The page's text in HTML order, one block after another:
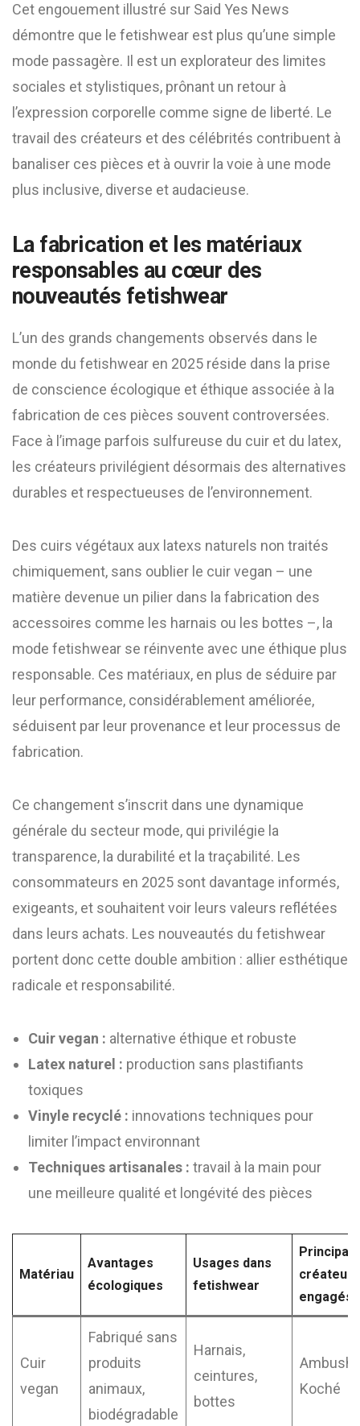
Cet engouement illustré sur Said Yes News
démontre que le fetishwear est plus qu’une simple
mode passagère. Il est un explorateur des limites
sociales et stylistiques, prônant un retour à
l’expression corporelle comme signe de liberté. Le
travail des créateurs et des célébrités contribuent à
banaliser ces pièces et à ouvrir la voie à une mode
plus inclusive, diverse et audacieuse.
La fabrication et les matériaux
responsables au cœur des
nouveautés fetishwear
L’un des grands changements observés dans le
monde du fetishwear en 2025 réside dans la prise
de conscience écologique et éthique associée à la
fabrication de ces pièces souvent controversées.
Face à l’image parfois sulfureuse du cuir et du latex,
les créateurs privilégient désormais des alternatives
durables et respectueuses de l’environnement.
Des cuirs végétaux aux latexs naturels non traités
chimiquement, sans oublier le cuir vegan – une
matière devenue un pilier dans la fabrication des
accessoires comme les harnais ou les bottes –, la
mode fetishwear se réinvente avec une éthique plus
responsable. Ces matériaux, en plus de séduire par
leur performance, considérablement améliorée,
séduisent par leur provenance et leur processus de
fabrication.
Ce changement s’inscrit dans une dynamique
générale du secteur mode, qui privilégie la
transparence, la durabilité et la traçabilité. Les
consommateurs en 2025 sont davantage informés,
exigeants, et souhaitent voir leurs valeurs reflétées
dans leurs achats. Les nouveautés du fetishwear
portent donc cette double ambition : allier esthétique
radicale et responsabilité.
Cuir vegan : alternative éthique et robuste
Latex naturel : production sans plastifiants
toxiques
Vinyle recyclé : innovations techniques pour
limiter l’impact environnant
Techniques artisanales : travail à la main pour
une meilleure qualité et longévité des pièces
Matériau
Avantages
écologiques
Usages dans
fetishwear
créateurs
engagés
Cuir
vegan
Fabriqué sans
produits
animaux,
biodégradable
Harnais,
ceintures,
bottes
Ambush,
Koché